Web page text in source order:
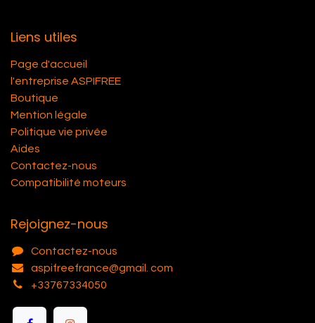
Liens utiles
Page d'accueil
l'entreprise ASPIFREE
Boutique
Mention légale
Politique vie privée
Aides
Contactez-nous
Compatibilité moteurs
Rejoignez-nous
Contactez-nous
aspifreefrance@gmail. com
+33767334050